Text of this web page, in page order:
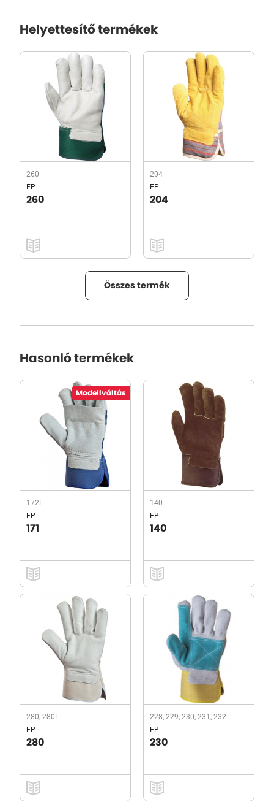
Helyettesítő termékek
260
EP
260
204
EP
204
Összes termék
Hasonló termékek
Modellváltás
172L
EP
171
140
EP
140
280, 280L
EP
280
228, 229, 230, 231, 232
EP
230